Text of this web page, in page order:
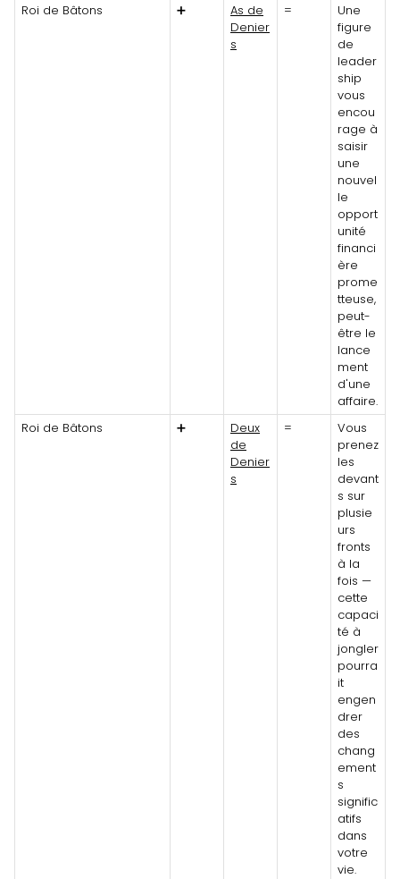
Roi de Bâtons ➕
As de
Denier
s
=
Une
figure
de
leader
ship
vous
encou
rage à
saisir
une
nouvel
le
opport
unité
financi
ère
prome
tteuse,
peut-
être le
lance
ment
d'une
affaire.
Roi de Bâtons
➕
Deux
de
Denier
s
=
Vous
prenez
les
devant
s sur
plusie
urs
fronts
à la
fois —
cette
capaci
té à
jongler
pourra
it
engen
drer
des
chang
ement
s
signific
atifs
dans
votre
vie.